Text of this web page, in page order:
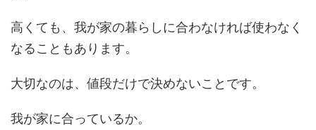
高くても、我が家の暮らしに合わなければ使わなく
なることもあります。
大切なのは、値段だけで決めないことです。
我が家に合っているか。